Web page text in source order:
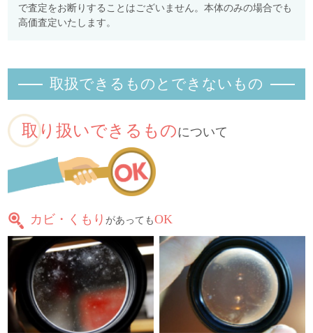
で査定をお断りすることはございません。本体のみの場合でも
高価査定いたします。
取扱できるものとできないもの
取り扱いできるものについて
カビ・くもり があってもOK